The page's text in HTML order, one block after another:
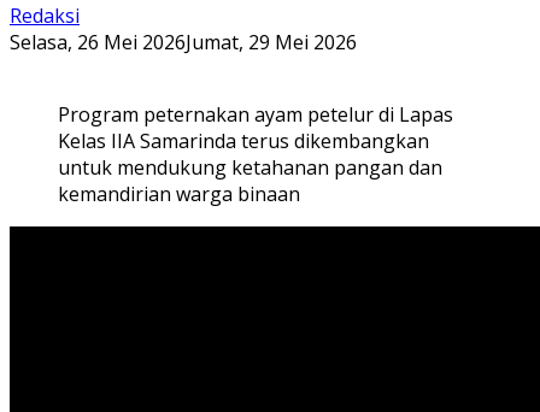
Redaksi
Selasa, 26 Mei 2026Jumat, 29 Mei 2026
Program peternakan ayam petelur di Lapas
Kelas IIA Samarinda terus dikembangkan
untuk mendukung ketahanan pangan dan
kemandirian warga binaan